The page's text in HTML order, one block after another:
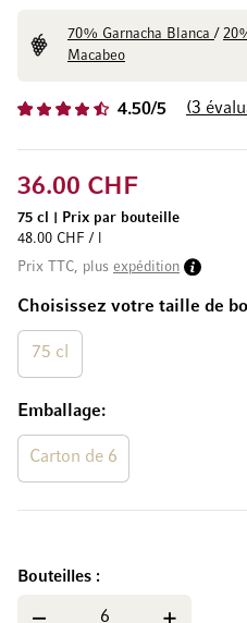
4.50/5 3
70% Garnacha Blanca/
Macabeo
Choisissez votre taille de
75 cl
Emballage
Carton de 6
36.00 CHF
75 cl
Prix par bouteille
48.00 CHF / l
Prix TTC, plus expédition
Bouteilles